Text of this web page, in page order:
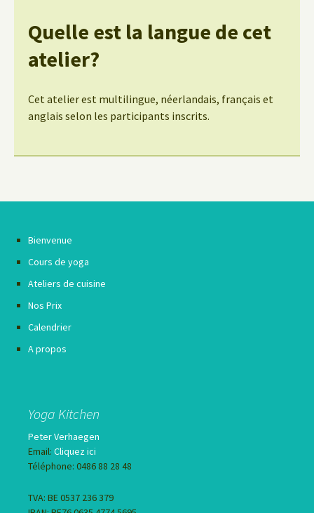
Quelle est la langue de cet
atelier?
Cet atelier est multilingue, néerlandais, français et
anglais selon les participants inscrits.
Bienvenue
Cours de yoga
Ateliers de cuisine
Nos Prix
Calendrier
A propos
Yoga Kitchen
Peter Verhaegen
Email: Cliquez ici
Téléphone: 0486 88 28 48
TVA: BE 0537 236 379